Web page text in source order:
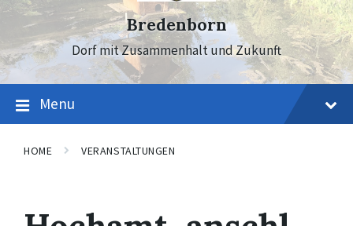
Bredenborn
Dorf mit Zusammenhalt und Zukunft
Menu
HOME VERANSTALTUNGEN